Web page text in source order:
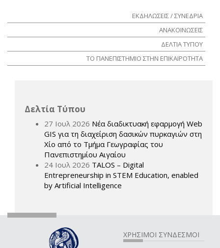
ΕΚΔΗΛΩΣΕΙΣ / ΣΥΝΕΔΡΙΑ
ΑΝΑΚΟΙΝΩΣΕΙΣ
ΔΕΛΤΙΑ ΤΥΠΟΥ
ΤΟ ΠΑΝΕΠΙΣΤΗΜΙΟ ΣΤΗΝ ΕΠΙΚΑΙΡΟΤΗΤΑ
Δελτία Τύπου
27 Ιουλ 2026 Νέα διαδικτυακή εφαρμογή Web
GIS για τη διαχείριση δασικών πυρκαγιών στη
Χίο από το Τμήμα Γεωγραφίας του
Πανεπιστημίου Αιγαίου
24 Ιουλ 2026 TALOS – Digital
Entrepreneurship in STEM Education, enabled
by Artificial Intelligence
ΧΡΗΣΙΜΟΙ ΣΥΝΔΕΣΜΟΙ